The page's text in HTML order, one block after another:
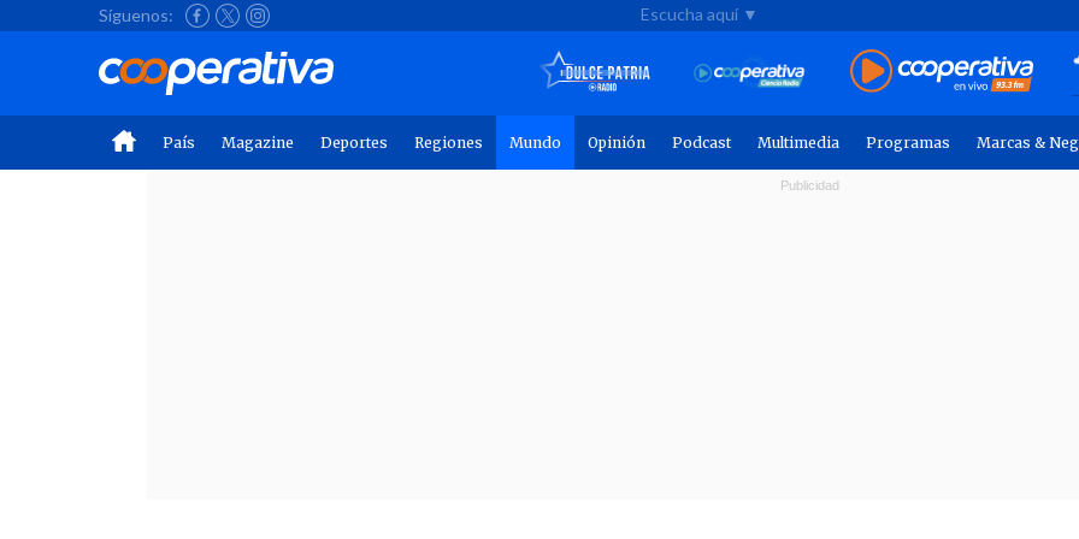
Síguenos: Escucha aquí ▼
País Magazine Deportes Regiones Mundo Opinión Podcast Multimedia Programas Marcas &